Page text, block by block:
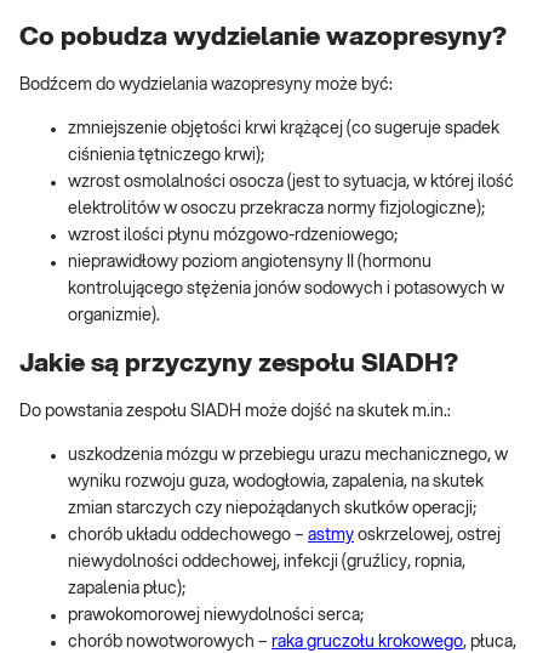
Co pobudza wydzielanie wazopresyny?
Bodźcem do wydzielania wazopresyny może być:
zmniejszenie objętości krwi krążącej (co sugeruje spadek
ciśnienia tętniczego krwi);
wzrost osmolalności osocza (jest to sytuacja, w której ilość
elektrolitów w osoczu przekracza normy fizjologiczne);
wzrost ilości płynu mózgowo-rdzeniowego;
nieprawidłowy poziom angiotensyny II (hormonu
kontrolującego stężenia jonów sodowych i potasowych w
organizmie).
Jakie są przyczyny zespołu SIADH?
Do powstania zespołu SIADH może dojść na skutek m.in.:
uszkodzenia mózgu w przebiegu urazu mechanicznego, w
wyniku rozwoju guza, wodogłowia, zapalenia, na skutek
zmian starczych czy niepożądanych skutków operacji;
chorób układu oddechowego – astmy oskrzelowej, ostrej
niewydolności oddechowej, infekcji (gruźlicy, ropnia,
zapalenia płuc);
prawokomorowej niewydolności serca;
chorób nowotworowych – raka gruczołu krokowego, płuca,